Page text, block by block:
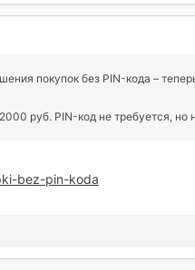
покупок без PIN-кода –
руб. PIN-код не требуется,
bez-pin-koda